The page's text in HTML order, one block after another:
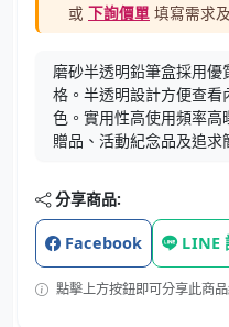
或 下詢價單 填寫需求
磨砂半透明鉛筆盒採用
格。半透明設計方便查
色。實用性高使用頻率
贈品、活動紀念品及追求
分享商品:
Facebook LINE
點擊上方按鈕即可分享此商